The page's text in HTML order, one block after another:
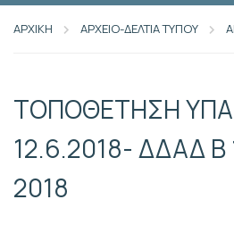
ΑΡΧΙΚΗ ΑΡΧΕΙΟ-ΔΕΛΤΙΑ ΤΥΠΟΥ
ΤΟΠΟΘΕΤΗΣΗ
12.6.2018- ΔΔΑΔ
2018